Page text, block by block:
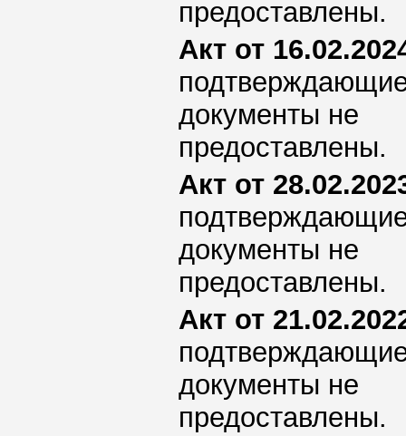
предоставлены.
Акт от
документы не
предоставлены.
Акт от
документы не
предоставлены.
Акт от
документы не
предоставлены.